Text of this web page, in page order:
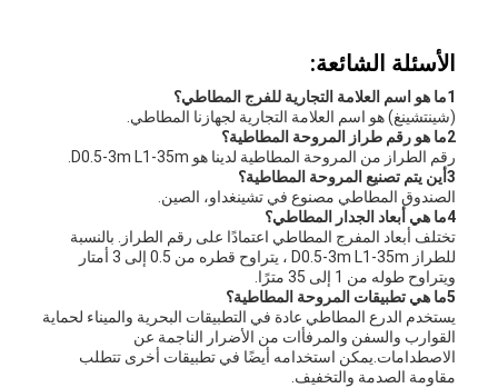
الأسئلة الشائعة:
1ما هو اسم العلامة التجارية للفرج المطاطي؟
(شينتشينغ) هو اسم العلامة التجارية لجهازنا المطاطي.
2ما هو رقم طراز المروحة المطاطية؟
رقم الطراز من المروحة المطاطية لدينا هو D0.5-3m L1-35m.
3أين يتم تصنيع المروحة المطاطية؟
الصندوق المطاطي مصنوع في تشينغداو، الصين.
4ما هي أبعاد الجدار المطاطي؟
تختلف أبعاد المفرج المطاطي اعتمادًا على رقم الطراز. بالنسبة
للطراز D0.5-3m L1-35m ، يتراوح قطره من 0.5 إلى 3 أمتار
ويتراوح طوله من 1 إلى 35 مترًا.
5ما هي تطبيقات المروحة المطاطية؟
يستخدم الدرع المطاطي عادة في التطبيقات البحرية والميناء لحماية
القوارب والسفن والمرفأات من الأضرار الناجمة عن
الاصطدامات.يمكن استخدامه أيضًا في تطبيقات أخرى تتطلب
مقاومة الصدمة والتخفيف.